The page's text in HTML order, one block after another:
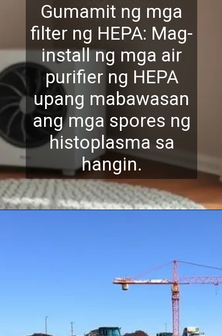
Gumamit ng mga
filter ng HEPA: Mag-
install ng mga air
purifier ng HEPA
upang mabawasan
ang mga spores ng
histoplasma sa
hangin.